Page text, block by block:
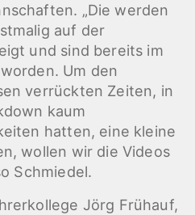
„Die werden
auf der
und sind bereits im
Um den
verrückten Zeiten, in
kaum
hatten, eine kleine
wollen wir die Videos
Schmiedel.
Jörg Frühauf,